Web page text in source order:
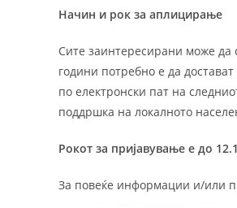
Начин и рок за аплицирање
Сите заинтересирани може да
години потребно е да достават
по електронски пат на
поддршка на локалното
Рокот за пријавување е до 12.
За повеќе информации и/или